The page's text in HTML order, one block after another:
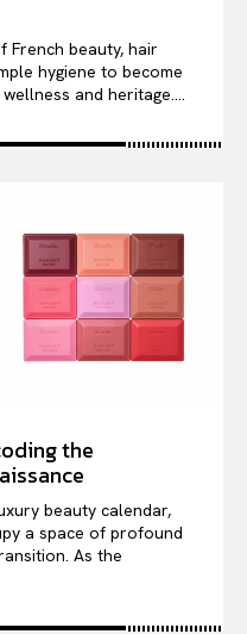
French beauty, hair
hygiene to become
and heritage....
the
beauty calendar,
a space of profound
As the